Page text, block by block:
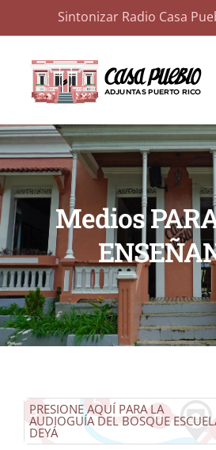
Sintonizar Radio Casa
content
Medios
PRESIONE AQUÍ PARA LA
AUDIOGUÍA DEL BOSQUE
DEYÁ